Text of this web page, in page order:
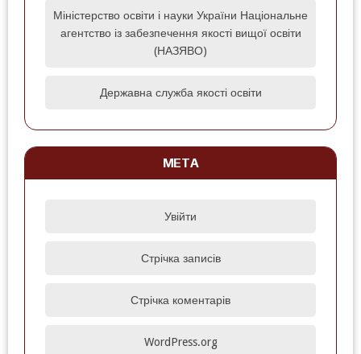
Міністерство освіти і науки України Національне
агентство із забезпечення якості вищої освіти
(НАЗЯВО)
Державна служба якості освіти
МЕТА
Увійти
Стрічка записів
Стрічка коментарів
WordPress.org